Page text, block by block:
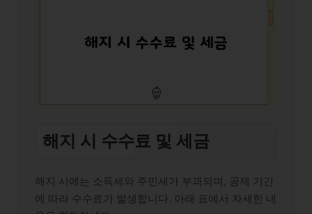
해지 시 수수료 및 세금
해지 시에는 소득세와 주민세가 부과되며, 공제 기간
에 따라 수수료가 발생합니다. 아래 표에서 자세한 내